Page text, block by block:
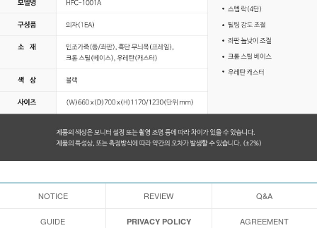
NOTICE REVIEW Q&A
GUIDE PRIVACY POLICY AGREEMENT